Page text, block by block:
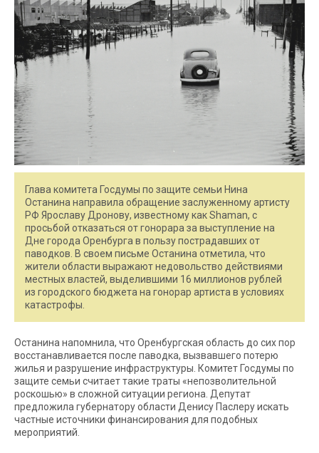
Глава комитета Госдумы по защите семьи Нина
Останина направила обращение заслуженному артисту
РФ Ярославу Дронову, известному как Shaman, с
просьбой отказаться от гонорара за выступление на
Дне города Оренбурга в пользу пострадавших от
паводков. В своем письме Останина отметила, что
жители области выражают недовольство действиями
местных властей, выделившими 16 миллионов рублей
из городского бюджета на гонорар артиста в условиях
катастрофы.
Останина напомнила, что Оренбургская область до сих пор
восстанавливается после паводка, вызвавшего потерю
жилья и разрушение инфраструктуры. Комитет Госдумы по
защите семьи считает такие траты «непозволительной
роскошью» в сложной ситуации региона. Депутат
предложила губернатору области Денису Паслеру искать
частные источники финансирования для подобных
мероприятий.